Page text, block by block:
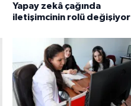
Yapay zekâ çağında
iletişimcinin rolü değişiyor